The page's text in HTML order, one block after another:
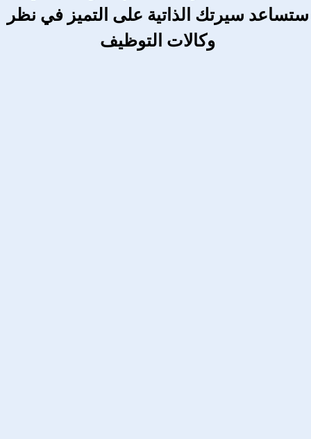
ستساعد سيرتك الذاتية على التميز في نظر
وكالات التوظيف